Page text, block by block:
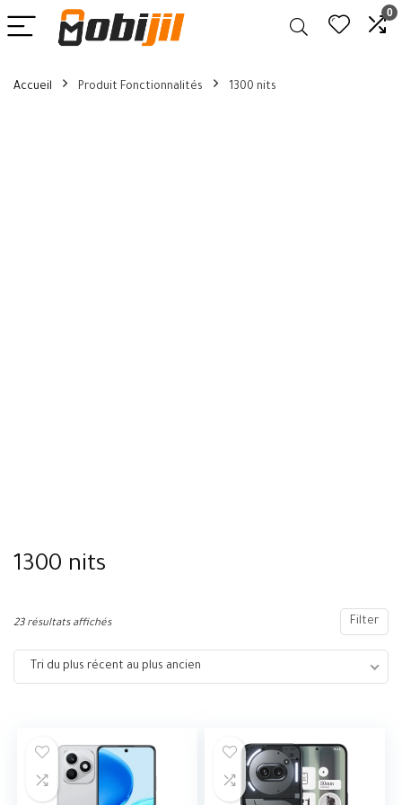
0
Accueil Produit Fonctionnalités 1300 nits
1300 nits
Filter
23 résultats affichés
Tri du plus récent au plus ancien